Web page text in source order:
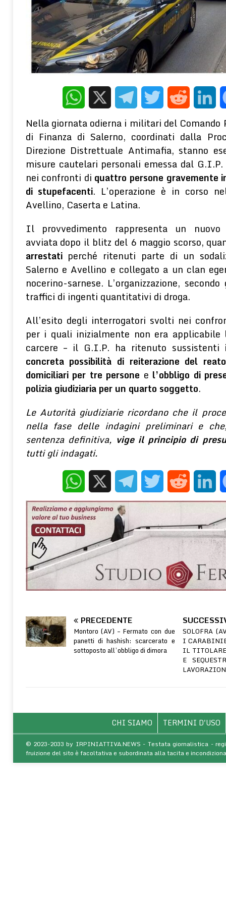
[ 8 Agosto 2026 ] Siamo la somma delle 5 persone che
ONLINE
[ 8 Agosto 2026 ] Alle radici di un territorio: introduzione alla
baianese – (Parte prima)
CULTURA E TERRITORIO
[ 8 Agosto 2026 ] Religione e Marxismo – Quali snodi negli
MAGISTRALES
[ 5 Agosto 2026 ] Gli effetti depressogeni del contesto
terapeutico della PNEI
WELLNESS E PSICOLOGIA
WhatsApp
X TelegramTwitterReddit
Nella giornata odierna i militari del Comando
di Finanza di Salerno, coordinati dalla
Direzione Distrettuale Antimafia, stanno
misure cautelari personali emessa dal
nei confronti di quattro persone gravemente
di stupefacenti. L’operazione è in corso
Avellino, Caserta e Latina.
Il provvedimento rappresenta un nuovo
avviata dopo il blitz del 6 maggio scorso,
arrestatiperché ritenuti parte di un
Salerno e Avellino e collegato a un clan
nocerino-sarnese. L’organizzazione,
traffici di ingenti quantitativi di droga.
All’esito degli interrogatori svolti nei
per i quali inizialmente non era
carcere – il G.I.P. ha ritenuto sussistenti
concreta possibilità di reiterazione del reato
domiciliari per tre persone e l’obbligo di
polizia giudiziaria per un quarto soggetto.
Le Autorità giudiziarie ricordano che il
nella fase delle indagini preliminari e
sentenza definitiva, vige il principio di
tutti gli indagati.
WhatsApp
X TelegramTwitterReddit
PRECEDENTE
Montoro (AV) – Fermato con due
panetti di hashish: scarcerato e
sottoposto all’obbligo di dimora
SOLOFRA
I
IL
E
CHI SIAMO TERMINI D'USO
© 2023-2033 by IRPINIATTIVA.NEWS - Testata giornalistica -
fruizione del sito è facoltativa e subordinata alla tacita e